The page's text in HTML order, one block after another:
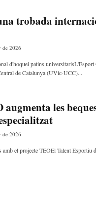
trobada
de 2026
d'hoquei patins
de Catalunya (UVic-UCC)...
les
de 2026
amb el projecte TEOEl Talent